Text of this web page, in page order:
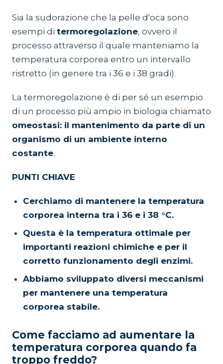
Sia la sudorazione che la pelle d'oca sono
esempi di termoregolazione, ovvero il
processo attraverso il quale manteniamo la
temperatura corporea entro un intervallo
ristretto (in genere tra i 36 e i 38 gradi).
La termoregolazione è di per sé un esempio
di un processo più ampio in biologia chiamato
omeostasi: il mantenimento da parte di un
organismo di un ambiente interno
costante.
PUNTI CHIAVE
Cerchiamo di mantenere la temperatura
corporea interna tra i 36 e i 38 °C.
Questa è la temperatura ottimale per
importanti reazioni chimiche e per il
corretto funzionamento degli enzimi.
Abbiamo sviluppato diversi meccanismi
per mantenere una temperatura
corporea stabile.
Come facciamo ad aumentare la
temperatura corporea quando fa
troppo freddo?